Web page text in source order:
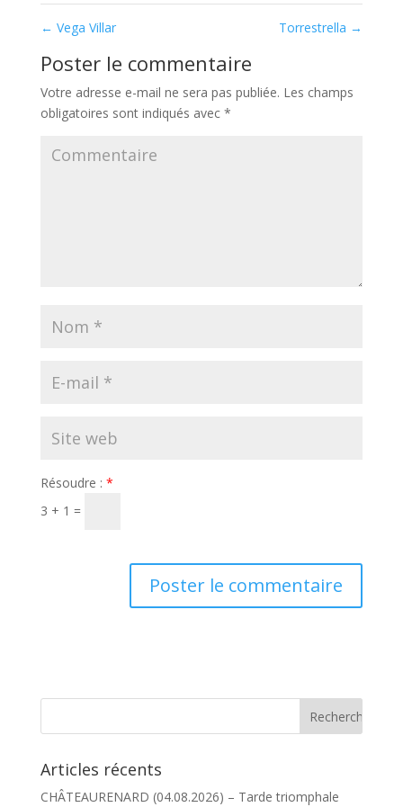
← Vega Villar Torrestrella →
Poster le commentaire
Votre adresse e-mail ne sera pas publiée. Les champs
obligatoires sont indiqués avec *
Résoudre : *
3 + 1 =
Articles récents
CHÂTEAURENARD (04.08.2026) – Tarde triomphale